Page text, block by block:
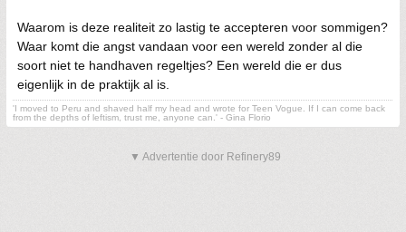
Waarom is deze realiteit zo lastig te accepteren voor sommigen?
Waar komt die angst vandaan voor een wereld zonder al die
soort niet te handhaven regeltjes? Een wereld die er dus
eigenlijk in de praktijk al is.
'I moved to Peru and shaved half my head and wrote for Teen Vogue. If I can come back
from the depths of leftism, trust me, anyone can.' - Gina Florio
▼ Advertentie door Refinery89